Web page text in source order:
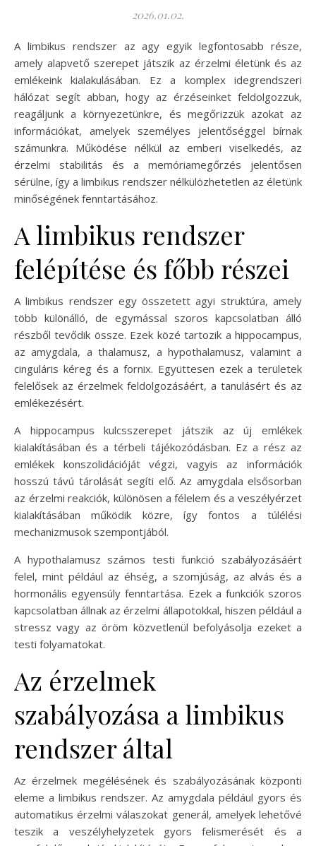
2026.01.02.
A limbikus rendszer az agy egyik legfontosabb része,
amely alapvető szerepet játszik az érzelmi életünk és az
emlékeink kialakulásában. Ez a komplex idegrendszeri
hálózat segít abban, hogy az érzéseinket feldolgozzuk,
reagáljunk a környezetünkre, és megőrizzük azokat az
információkat, amelyek személyes jelentőséggel bírnak
számunkra. Működése nélkül az emberi viselkedés, az
érzelmi stabilitás és a memóriamegőrzés jelentősen
sérülne, így a limbikus rendszer nélkülözhetetlen az életünk
minőségének fenntartásához.
A limbikus rendszer
felépítése és főbb részei
A limbikus rendszer egy összetett agyi struktúra, amely
több különálló, de egymással szoros kapcsolatban álló
részből tevődik össze. Ezek közé tartozik a hippocampus,
az amygdala, a thalamusz, a hypothalamusz, valamint a
cinguláris kéreg és a fornix. Együttesen ezek a területek
felelősek az érzelmek feldolgozásáért, a tanulásért és az
emlékezésért.
A hippocampus kulcsszerepet játszik az új emlékek
kialakításában és a térbeli tájékozódásban. Ez a rész az
emlékek konszolidációját végzi, vagyis az információk
hosszú távú tárolását segíti elő. Az amygdala elsősorban
az érzelmi reakciók, különösen a félelem és a veszélyérzet
kialakításában működik közre, így fontos a túlélési
mechanizmusok szempontjából.
A hypothalamusz számos testi funkció szabályozásáért
felel, mint például az éhség, a szomjúság, az alvás és a
hormonális egyensúly fenntartása. Ezek a funkciók szoros
kapcsolatban állnak az érzelmi állapotokkal, hiszen például a
stressz vagy az öröm közvetlenül befolyásolja ezeket a
testi folyamatokat.
Az érzelmek
szabályozása a limbikus
rendszer által
Az érzelmek megélésének és szabályozásának központi
eleme a limbikus rendszer. Az amygdala például gyors és
automatikus érzelmi válaszokat generál, amelyek lehetővé
teszik a veszélyhelyzetek gyors felismerését és a